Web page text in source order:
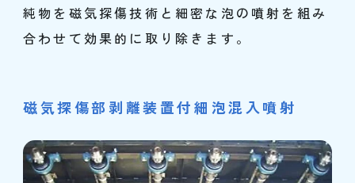
純物を磁気探傷技術と細密な泡の噴射を組み
合わせて効果的に取り除きます。
磁気探傷部剥離装置付細泡混入噴射